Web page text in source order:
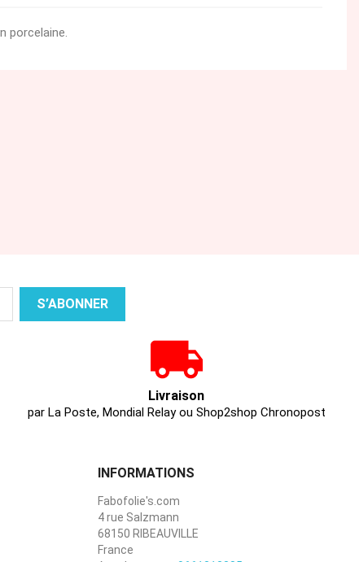
porcelaine.
Livraison
par La Poste, Mondial Relay ou Shop2shop Chronopost
INFORMATIONS
Fabofolie's.com
4 rue Salzmann
68150 RIBEAUVILLE
France